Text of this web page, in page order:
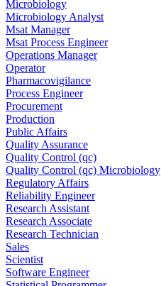
Microbiology
Microbiology Analyst
Msat Manager
Msat Process Engineer
Operations Manager
Operator
Pharmacovigilance
Process Engineer
Procurement
Production
Public Affairs
Quality Assurance
Quality Control (qc)
Quality Control (qc) Microbiology
Regulatory Affairs
Reliability Engineer
Research Assistant
Research Associate
Research Technician
Sales
Scientist
Software Engineer